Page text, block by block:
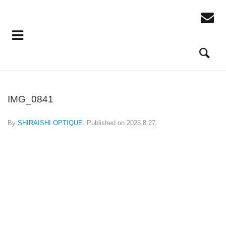
IMG_0841
By SHIRAISHI OPTIQUE. Published on 2025.8.27.